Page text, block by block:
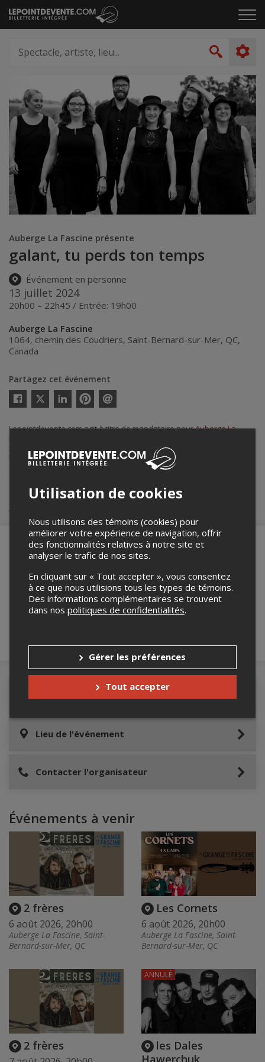
Passer
au
le
artiste,
lieu...
Auberge La Fascine présente
galant, tu perds ton temps
Événement en personne
13 juillet 2024
20h00 – 22h45 / Entrée: 19h00
Auberge La Fascine
1064, chemin des Coudriers, Saint-Bernard-sur-Mer, QC,
Canada
Partagez cet événement
Twitter
courriel
Lepointdevente.com agit à titre de mandataire pourAuberge La
Pour plus d’information à propos de cet événement, veuillez
contacter l’organisateur de l’événement,Auberge La Fascine
Achat de billets
Merci de confirmer que vous n'êtes pas un
robot ci-bas.
Détails de l'événement
Lieu de l'événement
Contacter l'organisateur
Événements à venir
2 frères
6 août 2026, 20h00
Auberge La Fascine, Saint-
Bernard-sur-Mer, QC
Les Cornets
6 août 2026, 20h00
Auberge La Fascine, Saint-
Bernard-sur-Mer, QC
2 frères
les Dales
Hawerchuk
ANNULÉ
Utilisation de cookies
Nous utilisons des témoins (cookies) pour
améliorer votre expérience de navigation, offrir
des fonctionnalités relatives à notre site et
analyser le trafic de nos sites.
En cliquant sur « Tout accepter », vous consentez
à ce que nous utilisions tous les types de témoins.
Des informations complémentaires se trouvent
dans nos politiques de confidentialités.
Gérer les préférences
Tout accepter